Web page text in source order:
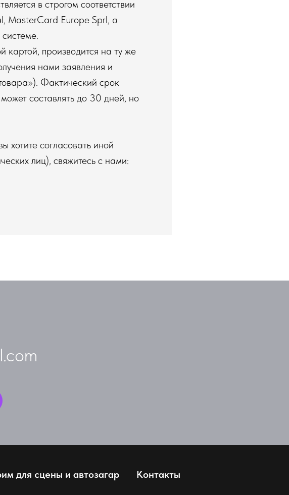
в строгом соответствии
MasterCard Europe Sprl, а
картой, производится на ту же
нами заявления и
Фактический срок
составлять до 30 дней, но
хотите согласовать иной
лиц), свяжитесь с нами:
для сцены и автозагар Контакты